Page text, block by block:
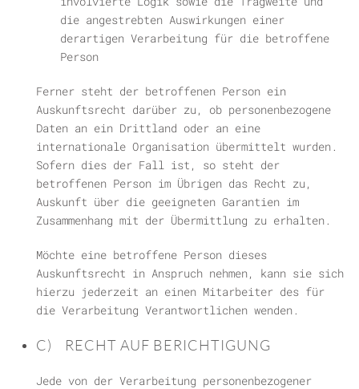
die angestrebten Auswirkungen einer
derartigen Verarbeitung für die betroffene
Person
Ferner steht der betroffenen Person ein
Auskunftsrecht darüber zu, ob personenbezogene
Daten an ein Drittland oder an eine
internationale Organisation übermittelt wurden.
Sofern dies der Fall ist, so steht der
betroffenen Person im Übrigen das Recht zu,
Auskunft über die geeigneten Garantien im
Zusammenhang mit der Übermittlung zu erhalten.
Möchte eine betroffene Person dieses
Auskunftsrecht in Anspruch nehmen, kann sie sich
hierzu jederzeit an einen Mitarbeiter des für
die Verarbeitung Verantwortlichen wenden.
C) RECHT AUF BERICHTIGUNG
Jede von der Verarbeitung personenbezogener